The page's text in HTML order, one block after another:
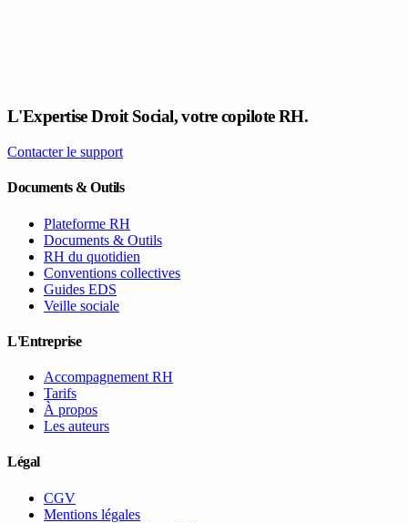
L'Expertise Droit Social, votre copilote RH.
Contacter le support
Documents & Outils
Plateforme RH
Documents & Outils
RH du quotidien
Conventions collectives
Guides EDS
Veille sociale
L'Entreprise
Accompagnement RH
Tarifs
À propos
Les auteurs
Légal
CGV
Mentions légales